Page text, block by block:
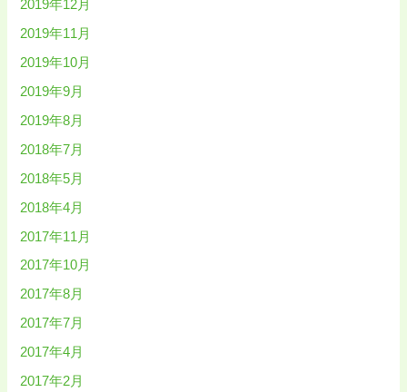
2019年12月
2019年11月
2019年10月
2019年9月
2019年8月
2018年7月
2018年5月
2018年4月
2017年11月
2017年10月
2017年8月
2017年7月
2017年4月
2017年2月